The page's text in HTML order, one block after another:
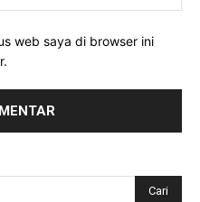
web saya di browser ini